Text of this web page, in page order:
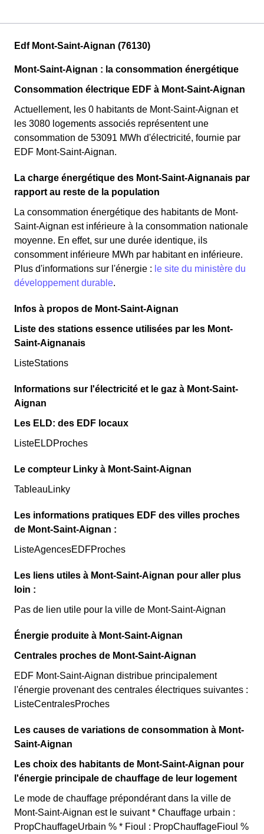
Edf Mont-Saint-Aignan (76130)
Mont-Saint-Aignan : la consommation énergétique
Consommation électrique EDF à Mont-Saint-Aignan
Actuellement, les 0 habitants de Mont-Saint-Aignan et
les 3080 logements associés représentent une
consommation de 53091 MWh d'électricité, fournie par
EDF Mont-Saint-Aignan.
La charge énergétique des Mont-Saint-Aignanais par
rapport au reste de la population
La consommation énergétique des habitants de Mont-
Saint-Aignan est inférieure à la consommation nationale
moyenne. En effet, sur une durée identique, ils
consomment inférieure MWh par habitant en inférieure.
Plus d'informations sur l'énergie : le site du ministère du
développement durable.
Infos à propos de Mont-Saint-Aignan
Liste des stations essence utilisées par les Mont-
Saint-Aignanais
ListeStations
Informations sur l'électricité et le gaz à Mont-Saint-
Aignan
Les ELD: des EDF locaux
ListeELDProches
Le compteur Linky à Mont-Saint-Aignan
TableauLinky
Les informations pratiques EDF des villes proches
de Mont-Saint-Aignan :
ListeAgencesEDFProches
Les liens utiles à Mont-Saint-Aignan pour aller plus
loin :
Pas de lien utile pour la ville de Mont-Saint-Aignan
Énergie produite à Mont-Saint-Aignan
Centrales proches de Mont-Saint-Aignan
EDF Mont-Saint-Aignan distribue principalement
l'énergie provenant des centrales électriques suivantes :
ListeCentralesProches
Les causes de variations de consommation à Mont-
Saint-Aignan
Les choix des habitants de Mont-Saint-Aignan pour
l'énergie principale de chauffage de leur logement
Le mode de chauffage prépondérant dans la ville de
Mont-Saint-Aignan est le suivant * Chauffage urbain :
PropChauffageUrbain % * Fioul : PropChauffageFioul %